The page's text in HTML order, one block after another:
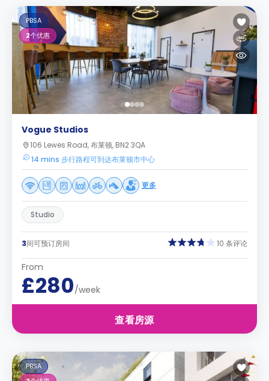
PBSA
2个优惠
Vogue Studios
106 Lewes Road, 布莱顿, BN2 3QA
14 mins 步行路程可到达布莱顿市中心
更多
Studio
3间可预订房间 10 条评论
From
£280/week
查看房源
PBSA